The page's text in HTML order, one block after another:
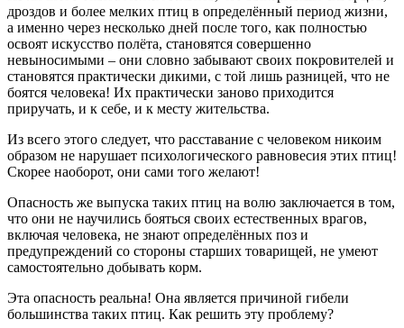
дроздов и более мелких птиц в определённый период жизни,
а именно через несколько дней после того, как полностью
освоят искусство полёта, становятся совершенно
невыносимыми – они словно забывают своих покровителей и
становятся практически дикими, с той лишь разницей, что не
боятся человека! Их практически заново приходится
приручать, и к себе, и к месту жительства.
Из всего этого следует, что расставание с человеком никоим
образом не нарушает психологического равновесия этих птиц!
Скорее наоборот, они сами того желают!
Опасность же выпуска таких птиц на волю заключается в том,
что они не научились бояться своих естественных врагов,
включая человека, не знают определённых поз и
предупреждений со стороны старших товарищей, не умеют
самостоятельно добывать корм.
Эта опасность реальна! Она является причиной гибели
большинства таких птиц. Как решить эту проблему?